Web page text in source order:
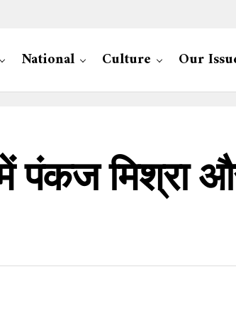
National Culture Our
पंकज मिश्रा